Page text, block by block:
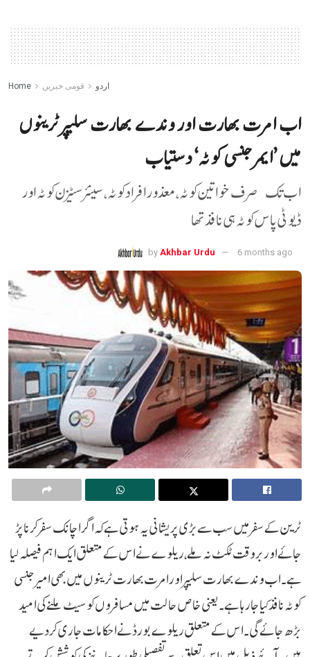
Home اردو قومی خبریں
اب امرت بھارت اور وندے بھارت سلیپر ٹرینوں
میں ’ایمرجنسی کوٹہ‘ دستیاب
اب تک صرف خواتین کوٹہ، معذور افراد کوٹہ، سینئر سٹیزن کوٹہ اور
ڈیوٹی پاس کوٹہ ہی نافذ تھا
by Akhbar Urdu 6 months ago
ٹرین کے سفر میں سب سے بڑی پریشانی یہ ہوتی ہے کہ اگر اچانک سفر کرنا پڑ
جائے اور بروقت ٹکٹ نہ ملے، ریلوے نے اس کے متعلق ایک اہم فیصلہ لیا
ہے۔ اب وندے بھارت سلیپر اور امرت بھارت ٹرینوں میں بھی امیرجنسی
کوٹہ نافذ کیا جا رہا ہے۔ یعنی خاص حالت میں مسافروں کو سیٹ ملنے کی امید
بڑھ جائے گی۔ اس کے متعلق ریلوے بورڈ نے احکامات جاری کر دیے